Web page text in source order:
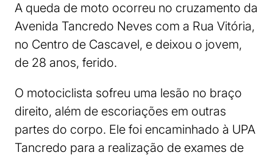
A queda de moto ocorreu no cruzamento da
Avenida Tancredo Neves com a Rua Vitória,
no Centro de Cascavel, e deixou o jovem,
de 28 anos, ferido.
O motociclista sofreu uma lesão no braço
direito, além de escoriações em outras
partes do corpo. Ele foi encaminhado à UPA
Tancredo para a realização de exames de